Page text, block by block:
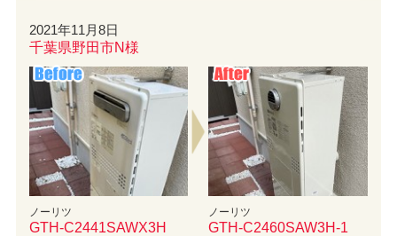
2021年11月8日
千葉県野田市N様
ノーリツ
GTH-C2441SAWX3H
ノーリツ
GTH-C2460SAW3H-1